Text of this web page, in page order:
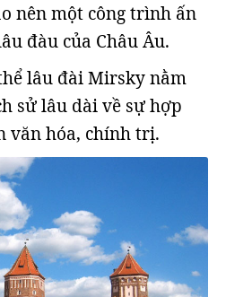
nên một công trình ấn
đàu của Châu Âu.
lâu đài Mirsky nằm
sử lâu dài về sự hợp
văn hóa, chính trị.